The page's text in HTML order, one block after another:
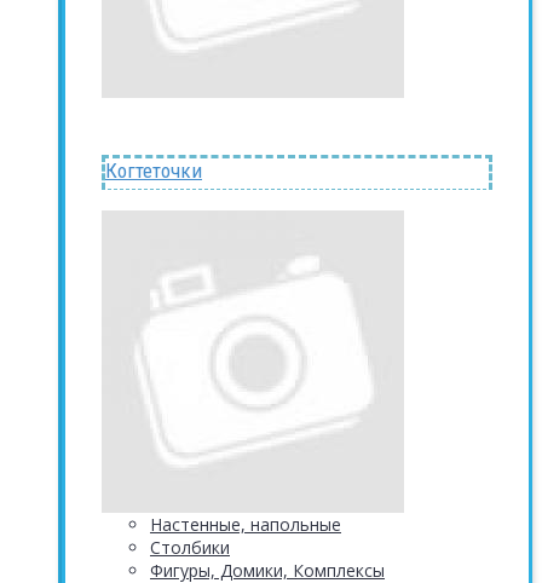
Когтеточки
Настенные, напольные
Столбики
Фигуры, Домики, Комплексы